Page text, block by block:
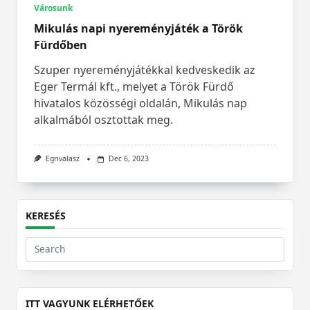
Városunk
Mikulás napi nyereményjáték a Török
Fürdőben
Szuper nyereményjátékkal kedveskedik az
Eger Termál kft., melyet a Török Fürdő
hivatalos közösségi oldalán, Mikulás nap
alkalmából osztottak meg.
Egrivalasz Dec 6, 2023
KERESÉS
Search
for:
ITT VAGYUNK ELÉRHETŐEK